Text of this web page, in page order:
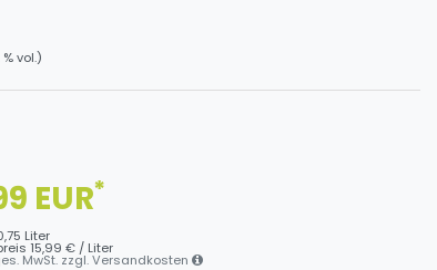
vol.)
EUR*
Liter
15,99 € / Liter
MwSt. zzgl.Versandkosten